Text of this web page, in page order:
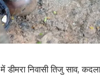
डीमरा निवासी तिजु साव,